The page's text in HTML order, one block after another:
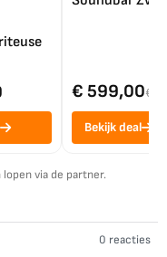
€ 599,00€
Bekijk deal
via de partner.
0 reacties